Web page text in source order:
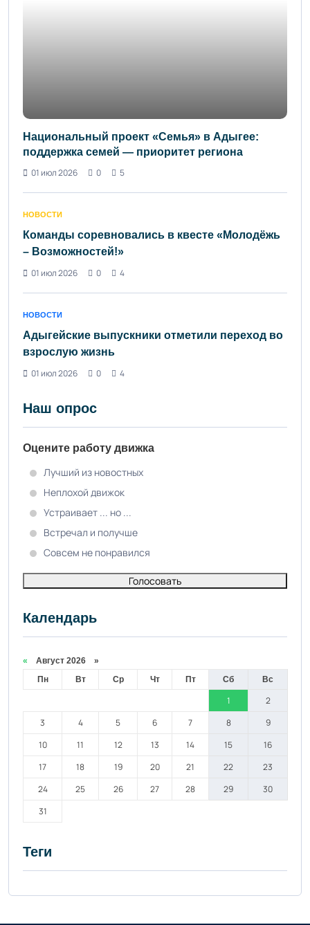
Национальный проект «Семья» в Адыгее:
поддержка семей — приоритет региона
01 июл 2026
0 5
НОВОСТИ
Команды соревновались в квесте «Молодёжь
– Возможностей!»
01 июл 2026
0 4
НОВОСТИ
Адыгейские выпускники отметили переход во
взрослую жизнь
01 июл 2026
0 4
Наш опрос
Оцените работу движка
Лучший из новостных
Неплохой движок
Устраивает ... но ...
Встречал и получше
Совсем не понравился
Голосовать
Календарь
« Август 2026 »
Пн
Вт Ср Чт Пт Сб Вс
1
2
3
4 5 6 7 8
9
10
11 12 13 14 15
16
17
18 19 20 21 22
23
24
25 26 27 28 29
30
31
Теги